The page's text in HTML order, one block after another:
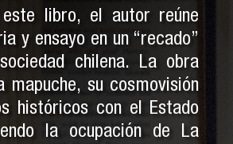
este libro, el autor reúne
y ensayo en un “recado”
chilena. La obra
mapuche, su cosmovisión
históricos con el Estado
la ocupación de La